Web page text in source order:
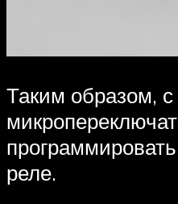
Таким образом,
реле.